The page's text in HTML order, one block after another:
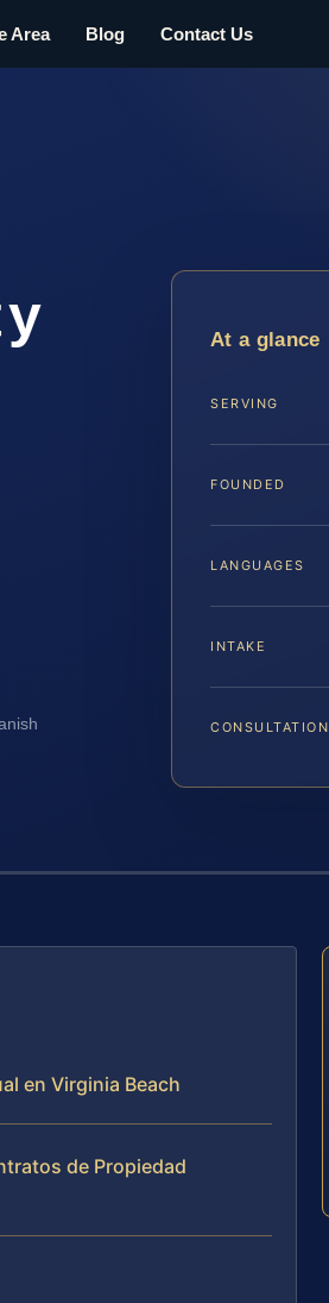
Area Blog Contact Us
At a glance
SERVING
FOUNDED
LANGUAGES
INTAKE
CONSULTATION
en Virginia Beach
de Propiedad